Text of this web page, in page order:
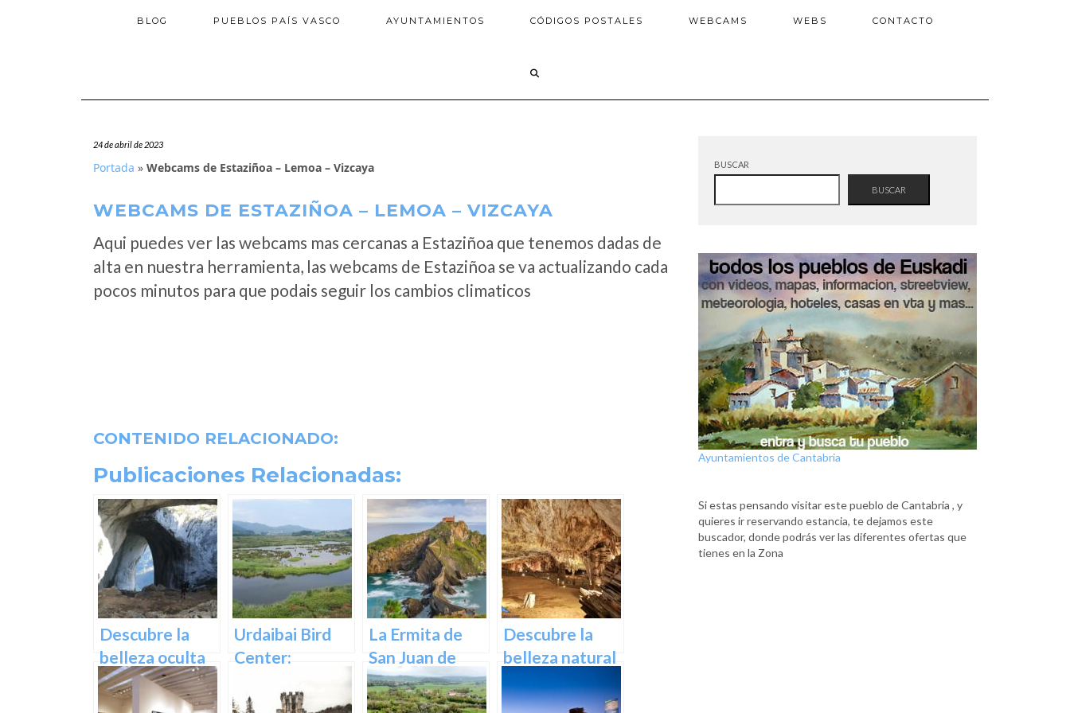
BLOG PUEBLOS PAÍS VASCO AYUNTAMIENTOS CÓDIGOS POSTALES WEBCAMS WEBS CONTACTO
24 de abril de 2023
Portada » Webcams de Estaziñoa – Lemoa – Vizcaya
WEBCAMS DE ESTAZIÑOA – LEMOA – VIZCAYA
Aqui puedes ver las webcams mas cercanas a Estaziñoa que tenemos dadas de
alta en nuestra herramienta, las webcams de Estaziñoa se va actualizando cada
pocos minutos para que podais seguir los cambios climaticos
CONTENIDO RELACIONADO:
Publicaciones Relacionadas:
Descubre la
belleza oculta
de Guipuzcoa
en las Cuevas
Urdaibai Bird
Center:
vida de las aves
La Ermita de
San Juan de
Gaztelugatxe:
Historia, Ruta y
Descubre la
belleza natural
de Pozalagua:
BUSCAR
BUSCAR
Ayuntamientos de Cantabria
Si estas pensando visitar este pueblo de Cantabria , y
quieres ir reservando estancia, te dejamos este
buscador, donde podrás ver las diferentes ofertas que
tienes en la Zona